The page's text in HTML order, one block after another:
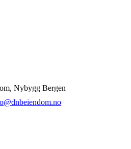
Nybygg Bergen